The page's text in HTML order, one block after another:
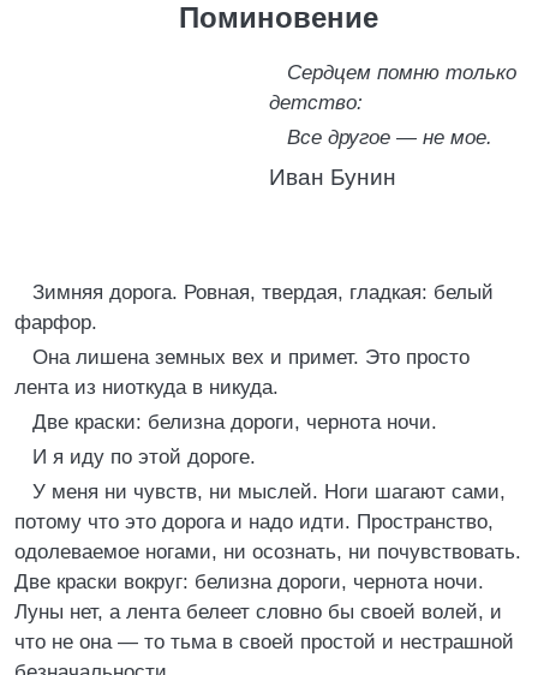
Поминовение
Сердцем помню только
детство:
Все другое — не мое.
Иван Бунин
Зимняя дорога. Ровная, твердая, гладкая: белый
фарфор.
Она лишена земных вех и примет. Это просто
лента из ниоткуда в никуда.
Две краски: белизна дороги, чернота ночи.
И я иду по этой дороге.
У меня ни чувств, ни мыслей. Ноги шагают сами,
потому что это дорога и надо идти. Пространство,
одолеваемое ногами, ни осознать, ни почувствовать.
Две краски вокруг: белизна дороги, чернота ночи.
Луны нет, а лента белеет словно бы своей волей, и
что не она — то тьма в своей простой и нестрашной